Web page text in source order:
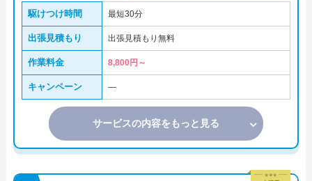
駆けつけ時間 最短30分
出張見積もり 出張見積もり無料
作業料金 8,800円～
キャンペーン ―
サービスの内容をもっと見る